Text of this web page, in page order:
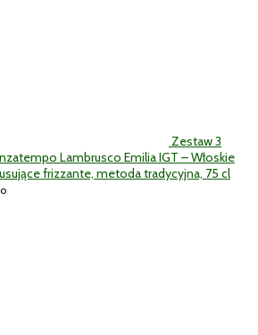
Zestaw 3
Lambrusco Emilia IGT – Włoskie
frizzante, metoda tradycyjna, 75 cl